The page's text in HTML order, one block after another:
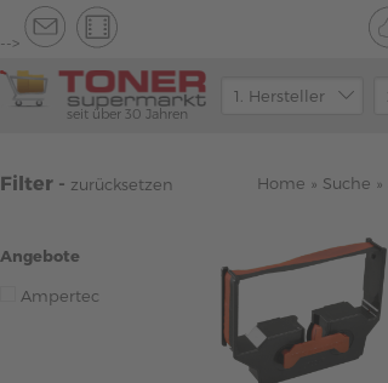
-->
seit über 30 Jahren
Filter - zurücksetzen
Angebote
Ampertec
Home » Suche »